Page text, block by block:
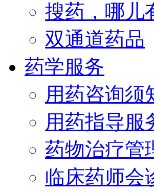
搜药，哪儿
双通道药品
药学服务
用药咨询须
用药指导服
药物治疗管
临床药师会